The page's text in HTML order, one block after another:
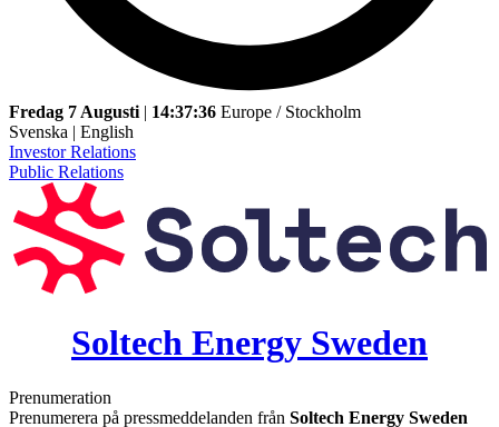
Fredag 7 Augusti | 14:37:36 Europe / Stockholm
Svenska | English
Investor Relations
Public Relations
Soltech Energy Sweden
Prenumeration
Prenumerera på pressmeddelanden från Soltech Energy Sweden